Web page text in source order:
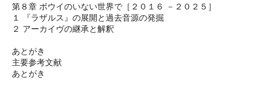
第８章 ボウイのいない世界で［２０１６ －２０２５］
１ 『ラザルス』の展開と過去音源の発掘
２ アーカイヴの継承と解釈
あとがき
主要参考文献
あとがき